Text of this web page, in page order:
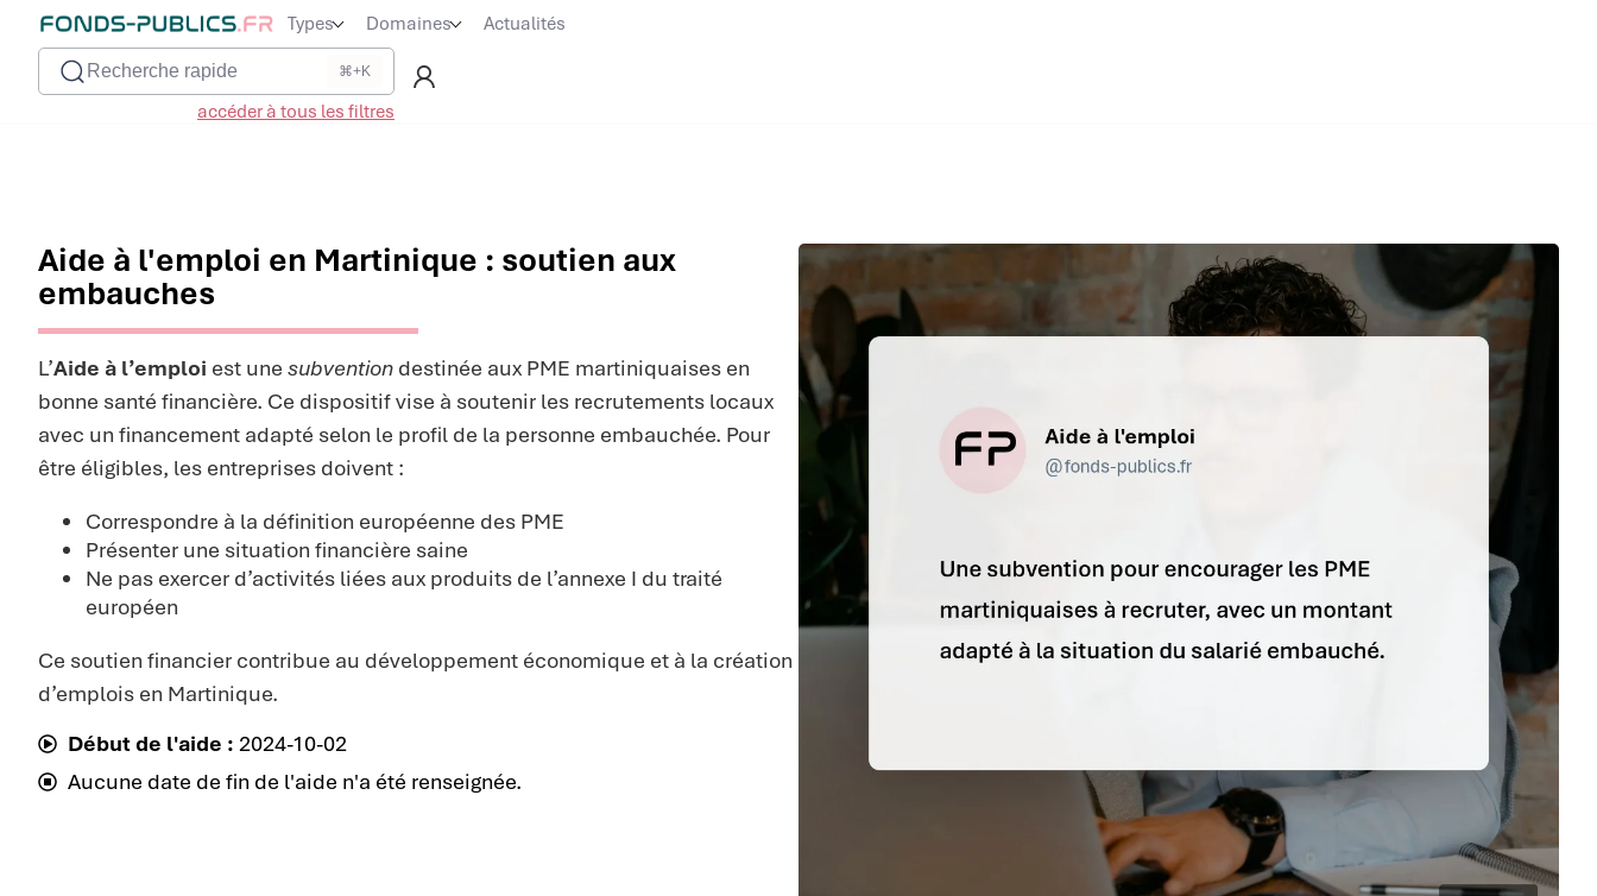
Types Domaines Actualités
Recherche rapide ⌘+K
accéder à tous les filtres
Aide à l'emploi en Martinique : soutien aux
embauches
L’Aide à l’emploi est une subvention destinée aux PME martiniquaises en
bonne santé financière. Ce dispositif vise à soutenir les recrutements locaux
avec un financement adapté selon le profil de la personne embauchée. Pour
être éligibles, les entreprises doivent :
Correspondre à la définition européenne des PME
Présenter une situation financière saine
Ne pas exercer d’activités liées aux produits de l’annexe I du traité
européen
Ce soutien financier contribue au développement économique et à la création
d’emplois en Martinique.
Début de l'aide : 2024-10-02
Aucune date de fin de l'aide n'a été renseignée.